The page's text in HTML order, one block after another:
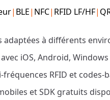
| BLE| NFC| RFID LF/HF|
adaptées à différents
iOS, Android,
RFID et codes-
et SDK gratuits